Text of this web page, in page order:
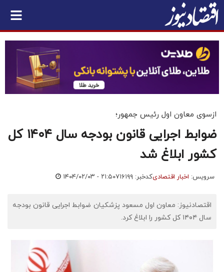
ازسوی معاون اول رئیس جمهور؛
ضوابط اجرایی قانون بودجه سال ۱۴۰۴ کل
کشور ابلاغ شد
سرویس: اخبار اقتصادیکدخبر: ۷۱۶۱۹۹ ۱۴۰۴/۰۲/۰۳ - ۲۱:۵۰
اقتصادنیوز: معاون اول مسعود پزشکیان ضوابط اجرایی قانون بودجه
سال ۱۴۰۴ کل کشور را ابلاغ کرد.